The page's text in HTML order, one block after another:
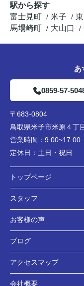
駅から探す
富士見町
米子
馬場崎町
大山口
あ
0859-57-
〒683-0804
鳥取県米子市米原４丁
営業時間： 9:00~17:00
定休日： 土日・祝日
トップページ
スタッフ
お客様の声
ブログ
アクセスマップ
会社概要